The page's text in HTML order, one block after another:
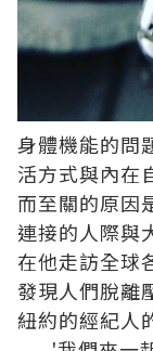
身體機能的問
活方式與內在
而至關的原因
連接的人際與
在他走訪全球
發現人們脫離
紐約的經紀人